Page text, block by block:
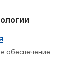
обеспечение